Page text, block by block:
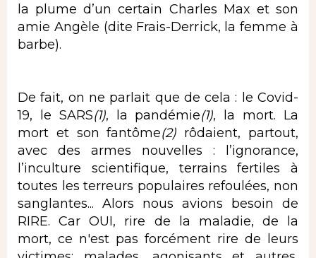
la plume d’un certain Charles Max et son
amie Angèle (dite Frais-Derrick, la femme à
barbe).
De fait, on ne parlait que de cela : le Covid-
19, le SARS(1), la pandémie(1), la mort. La
mort et son fantôme(2) rôdaient, partout,
avec des armes nouvelles : l’ignorance,
l’inculture scientifique, terrains fertiles à
toutes les terreurs populaires refoulées, non
sanglantes... Alors nous avions besoin de
RIRE. Car OUI, rire de la maladie, de la
mort, ce n'est pas forcément rire de leurs